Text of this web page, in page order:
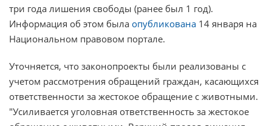
три года лишения свободы (ранее был 1 год).
Информация об этом была опубликована 14 января на
Национальном правовом портале.
Уточняется, что законопроекты были реализованы с
учетом рассмотрения обращений граждан, касающихся
ответственности за жестокое обращение с животными.
"Усиливается уголовная ответственность за жестокое